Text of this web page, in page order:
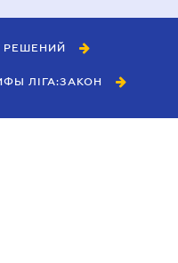
РЕШЕНИЙ
ЛІГА:ЗАКОН